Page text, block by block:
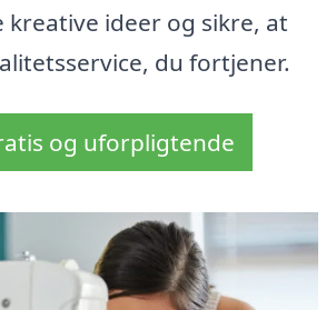
kreative ideer og sikre, at
du fortjener.
og uforpligtende